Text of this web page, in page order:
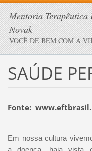
Mentoria
Novak
VOCÊ DE BEM COM A
SAÚDE
Fonte:
Em nossa cultura